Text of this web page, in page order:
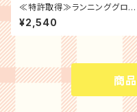
≪特許取得≫ランニンググロー
ブ（ウォーキング） “New”ロコ
レガン(両手用)
¥2,540
商